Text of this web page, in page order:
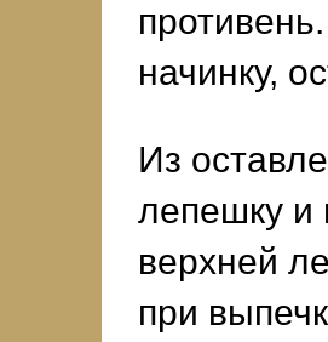
начинку,
Из
лепешку и
верхней
при